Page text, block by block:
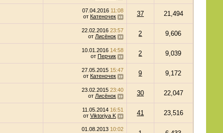
07.04.2016 11:08
от Катеночек 37 21,494
22.02.2016 23:57
от Лисёнок 2 9,606
10.01.2016 14:58
от Перчик 2 9,039
27.05.2015 15:47
от Катеночек 9 9,172
23.02.2015 23:40
от Лисёнок 30 22,047
11.05.2014 16:51
от Viktoriya K 41 23,516
01.08.2013 10:02